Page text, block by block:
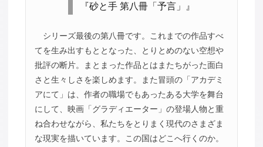
『砂と手 第八冊「予言」』
シリーズ最後の第八冊です。これまでの作品すべ
てを生み出すもととなった、とりとめのない空想や
批評の断片。まとまった作品とはまたちがった面白
さと生々しさを楽しめます。また冒頭の「アカデミ
アにて」は、作者の職場でもあったある大学を舞台
にして、映画「グラディエーター」の登場人物と重
ね合わせながら、私たちをとりまく現代のさまざま
な現実を描いています。この国はどこへ行くのか。